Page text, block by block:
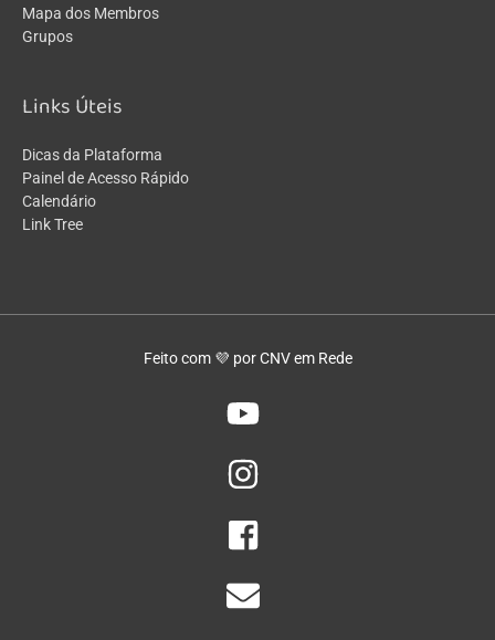
Mapa dos Membros
Grupos
Links Úteis
Dicas da Plataforma
Painel de Acesso Rápido
Calendário
Link Tree
Feito com 💜 por CNV em Rede